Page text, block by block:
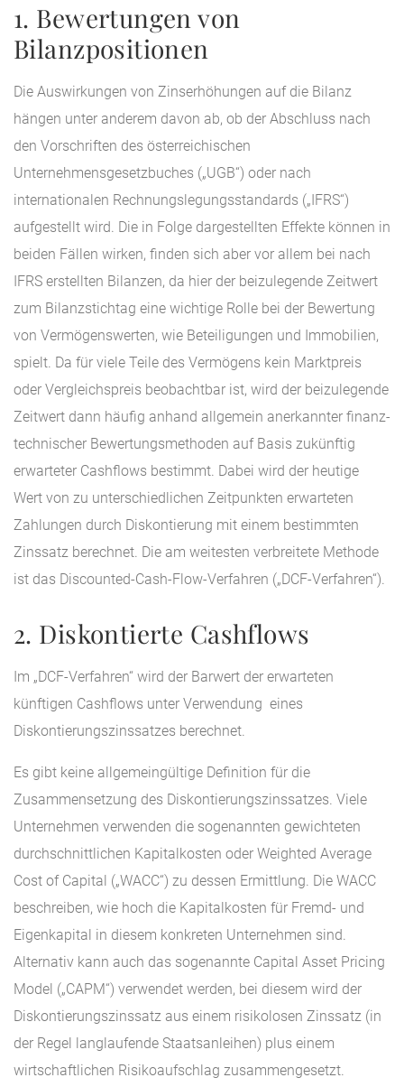
1. Bewertungen von
Bilanzpositionen
Die Auswirkungen von Zinserhöhungen auf die Bilanz
hängen unter anderem davon ab, ob der Abschluss nach
den Vorschriften des österreichischen
Unternehmensgesetzbuches („UGB“) oder nach
internationalen Rechnungslegungsstandards („IFRS“)
aufgestellt wird. Die in Folge dargestellten Effekte können in
beiden Fällen wirken, finden sich aber vor allem bei nach
IFRS erstellten Bilanzen, da hier der beizulegende Zeitwert
zum Bilanzstichtag eine wichtige Rolle bei der Bewertung
von Vermögenswerten, wie Beteiligungen und Immobilien,
spielt. Da für viele Teile des Vermögens kein Marktpreis
oder Vergleichspreis beobachtbar ist, wird der beizulegende
Zeitwert dann häufig anhand allgemein anerkannter finanz-
technischer Bewertungsmethoden auf Basis zukünftig
erwarteter Cashflows bestimmt. Dabei wird der heutige
Wert von zu unterschiedlichen Zeitpunkten erwarteten
Zahlungen durch Diskontierung mit einem bestimmten
Zinssatz berechnet. Die am weitesten verbreitete Methode
ist das Discounted-Cash-Flow-Verfahren („DCF-Verfahren“).
2. Diskontierte Cashflows
Im „DCF-Verfahren“ wird der Barwert der erwarteten
künftigen Cashflows unter Verwendung eines
Diskontierungszinssatzes berechnet.
Es gibt keine allgemeingültige Definition für die
Zusammensetzung des Diskontierungszinssatzes. Viele
Unternehmen verwenden die sogenannten gewichteten
durchschnittlichen Kapitalkosten oder Weighted Average
Cost of Capital („WACC“) zu dessen Ermittlung. Die WACC
beschreiben, wie hoch die Kapitalkosten für Fremd- und
Eigenkapital in diesem konkreten Unternehmen sind.
Alternativ kann auch das sogenannte Capital Asset Pricing
Model („CAPM“) verwendet werden, bei diesem wird der
Diskontierungszinssatz aus einem risikolosen Zinssatz (in
der Regel langlaufende Staatsanleihen) plus einem
wirtschaftlichen Risikoaufschlag zusammengesetzt.